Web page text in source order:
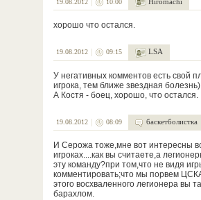
19.08.2012 10:00
хорошо что остался.
19.08.2012 09:15 LSA
У негативных комментов есть свой
игрока, тем ближе звездная
А Костя - боец, хорошо, что остался.
19.08.2012 08:09 баскетболистка
И Серожа тоже,мне вот интересны
игроках....как вы считаете,а
эту команду?при том,что не видя
комментировать;что мы порвем
этого восхваленного легионера вы
барахлом.